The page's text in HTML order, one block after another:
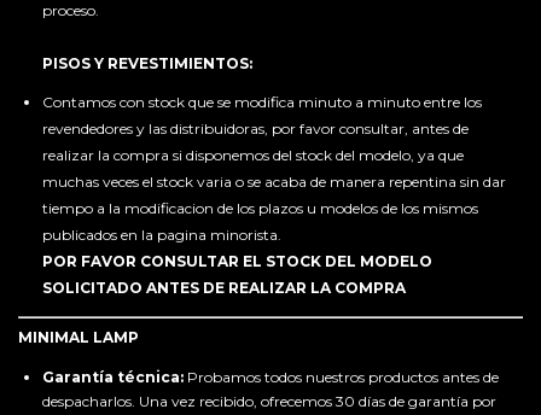
proceso.
PISOS Y REVESTIMIENTOS:
Contamos con stock que se modifica minuto a minuto entre los
revendedores y las distribuidoras, por favor consultar, antes de
realizar la compra si disponemos del stock del modelo, ya que
muchas veces el stock varia o se acaba de manera repentina sin dar
tiempo a la modificacion de los plazos u modelos de los mismos
publicados en la pagina minorista.
POR FAVOR CONSULTAR EL STOCK DEL MODELO
SOLICITADO ANTES DE REALIZAR LA COMPRA
MINIMAL LAMP
Garantía técnica: Probamos todos nuestros productos antes de
despacharlos. Una vez recibido, ofrecemos 30 días de garantía por